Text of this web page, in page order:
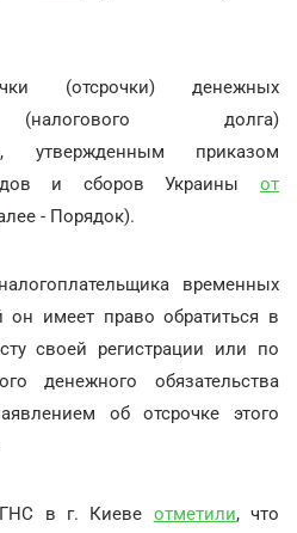
(отсрочки) денежных
(налогового долга)
утвержденным приказом
и сборов Украины от
- Порядок).
временных
имеет право обратиться в
своей регистрации или по
денежного обязательства
об отсрочке этого
в г. Киеве отметили, что